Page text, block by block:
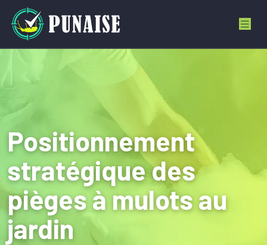
Positionnement
stratégique des
pièges à mulots au
jardin